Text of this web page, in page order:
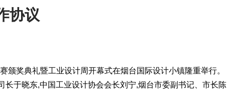
协议
颁奖典礼暨工业设计周开幕式在烟台国际设计小镇隆重举行。
于晓东,中国工业设计协会会长刘宁,烟台市委副书记、市长陈